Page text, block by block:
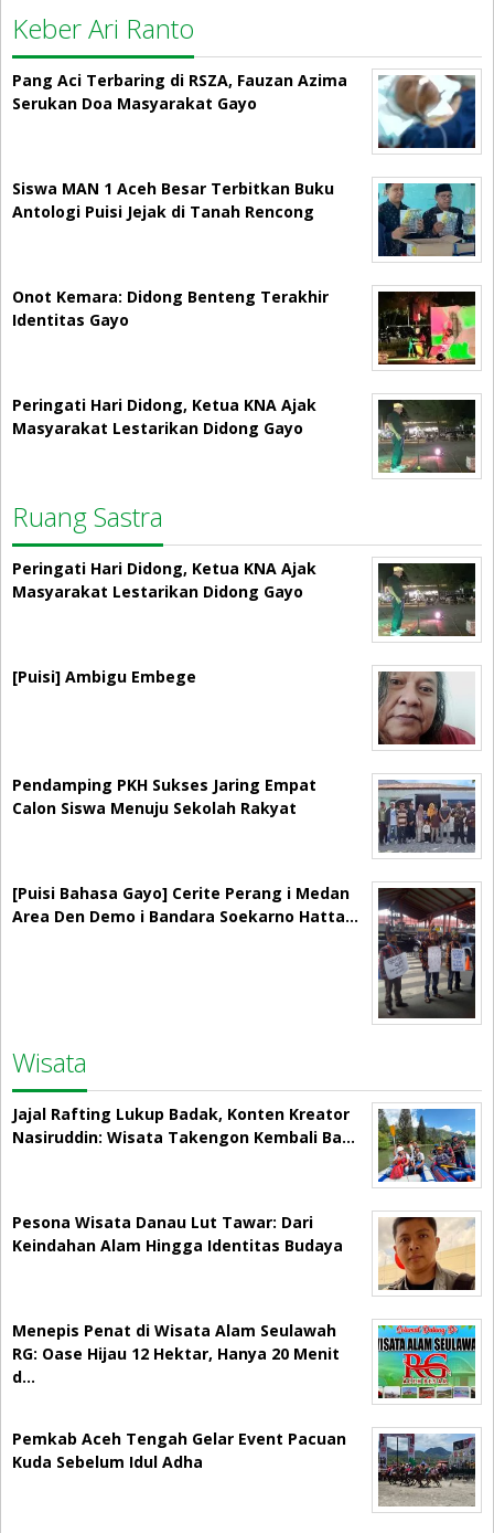
Keber Ari Ranto
Pang Aci Terbaring di RSZA, Fauzan Azima
Serukan Doa Masyarakat Gayo
Siswa MAN 1 Aceh Besar Terbitkan Buku
Antologi Puisi Jejak di Tanah Rencong
Onot Kemara: Didong Benteng Terakhir
Identitas Gayo
Peringati Hari Didong, Ketua KNA Ajak
Masyarakat Lestarikan Didong Gayo
Ruang Sastra
Peringati Hari Didong, Ketua KNA Ajak
Masyarakat Lestarikan Didong Gayo
[Puisi] Ambigu Embege
Pendamping PKH Sukses Jaring Empat
Calon Siswa Menuju Sekolah Rakyat
[Puisi Bahasa Gayo] Cerite Perang i Medan
Area Den Demo i Bandara Soekarno Hatta…
Wisata
Jajal Rafting Lukup Badak, Konten Kreator
Nasiruddin: Wisata Takengon Kembali Ba…
Pesona Wisata Danau Lut Tawar: Dari
Keindahan Alam Hingga Identitas Budaya
Menepis Penat di Wisata Alam Seulawah
RG: Oase Hijau 12 Hektar, Hanya 20 Menit
d…
Pemkab Aceh Tengah Gelar Event Pacuan
Kuda Sebelum Idul Adha